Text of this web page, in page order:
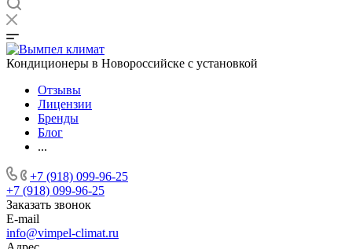
Кондиционеры в Новороссийске с установкой
Отзывы
Лицензии
Бренды
Блог
...
+7 (918) 099-96-25
+7 (918) 099-96-25
Заказать звонок
E-mail
info@vimpel-climat.ru